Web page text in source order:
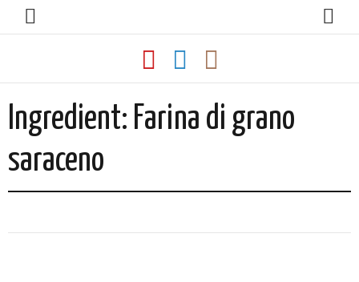
Ingredient: Farina di grano
saraceno